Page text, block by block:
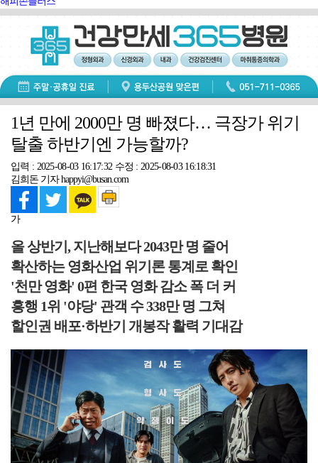
1년 만에 2000만 명 빠졌다… 극장가 위기
탈출 하반기엔 가능할까?
입력 : 2025-08-03 16:17:32 수정 : 2025-08-03 16:18:31
김희돈 기자 happyi@busan.com
가
올 상반기, 지난해보다 2043만 명 줄어
확산하는 영화산업 위기론 통계로 확인
'천만 영화' 0편 한국 영화 감소 폭 더 커
흥행 1위 '야당' 관객 수 338만 명 그쳐
할인권 배포·하반기 개봉작 활력 기대감